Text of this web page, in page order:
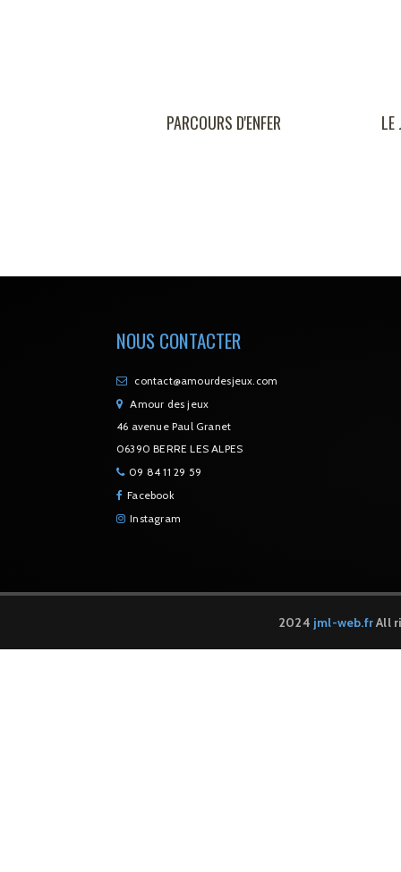
LE JEU DES VOISINS
NOUS CONTACTER
contact@amourdesjeux.com
Amour des jeux
46 avenue Paul Granet
06390 BERRE LES ALPES
09 84 11 29 59
Facebook
Instagram
2024 jml-web.frAll